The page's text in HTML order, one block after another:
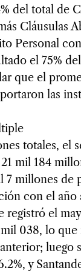
del total de
Cláusulas
Personal
el 75%
que el
las
totales, el
mil 184
7 millones
con el año
registró el
038, lo
luego
y